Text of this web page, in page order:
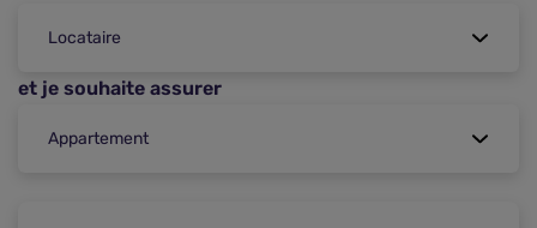
et je souhaite assurer